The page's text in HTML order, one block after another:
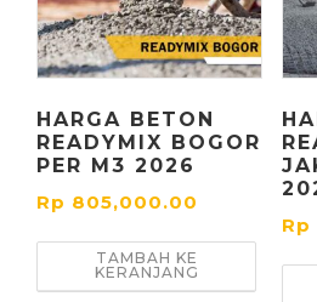
HARGA BETON
READYMIX BOGOR
PER M3 2026
Rp 805,000.00
TAMBAH KE
KERANJANG
Rp